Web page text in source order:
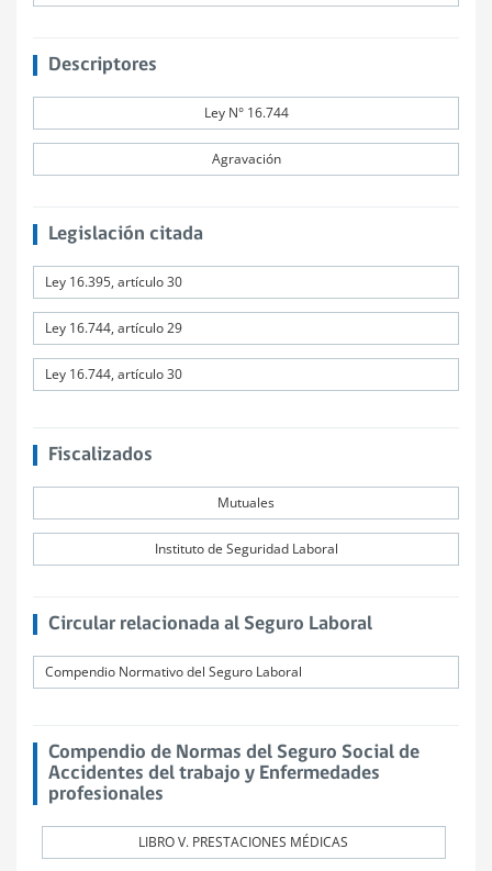
Descriptores
Ley N° 16.744
Agravación
Legislación citada
Ley 16.395, artículo 30
Ley 16.744, artículo 29
Ley 16.744, artículo 30
Fiscalizados
Mutuales
Instituto de Seguridad Laboral
Circular relacionada al Seguro Laboral
Compendio Normativo del Seguro Laboral
Compendio de Normas del Seguro Social de
Accidentes del trabajo y Enfermedades
profesionales
LIBRO V. PRESTACIONES MÉDICAS